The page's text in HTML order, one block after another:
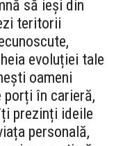
să ieși din
teritorii
evoluției tale
oameni
în carieră,
prezinți ideile
personală,